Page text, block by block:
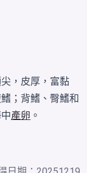
，皮厚，富黏
；背鰭、臀鰭和
產卵 。